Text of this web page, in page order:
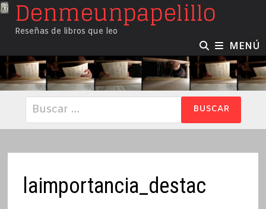
SaltarDenmeunpapelillo
Reseñas de libros que leo
MENÚ
Buscar:
laimportancia_destac